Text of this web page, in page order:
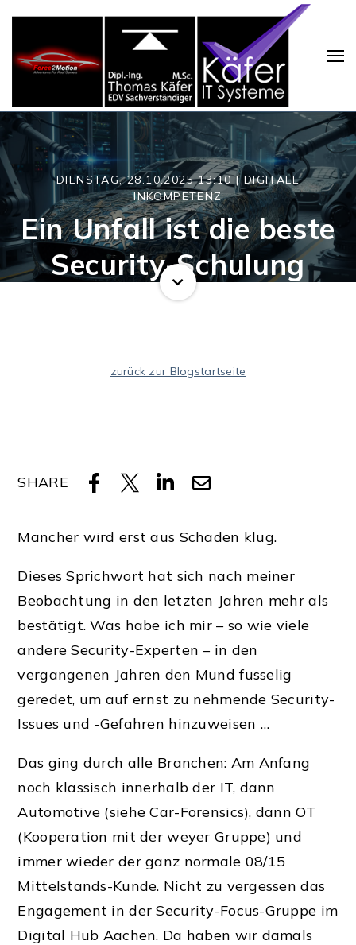
DIENSTAG, 28.10.2025 13:10 |DIGITALE
INKOMPETENZ
Ein Unfall ist die beste
Security-Schulung
zurück zur Blogstartseite
SHARE
Mancher wird erst aus Schaden klug.
Dieses Sprichwort hat sich nach meiner
Beobachtung in den letzten Jahren mehr als
bestätigt. Was habe ich mir – so wie viele
andere Security-Experten – in den
vergangenen Jahren den Mund fusselig
geredet, um auf ernst zu nehmende Security-
Issues und -Gefahren hinzuweisen …
Das ging durch alle Branchen: Am Anfang
noch klassisch innerhalb der IT, dann
Automotive (siehe Car-Forensics), dann OT
(Kooperation mit der weyer Gruppe) und
immer wieder der ganz normale 08/15
Mittelstands-Kunde. Nicht zu vergessen das
Engagement in der Security-Focus-Gruppe im
Digital Hub Aachen. Da haben wir damals